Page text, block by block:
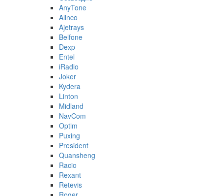
AnyTone
Alinco
Ajetrays
Belfone
Dexp
Entel
iRadio
Joker
Kydera
Linton
Midland
NavCom
Optim
Puxing
President
Quansheng
Racio
Rexant
Retevis